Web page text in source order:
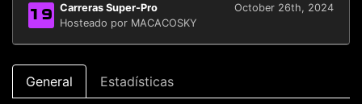
19 Carreras Super-Pro
October 26th, 2024
Hosteado por MACACOSKY
General Estadísticas